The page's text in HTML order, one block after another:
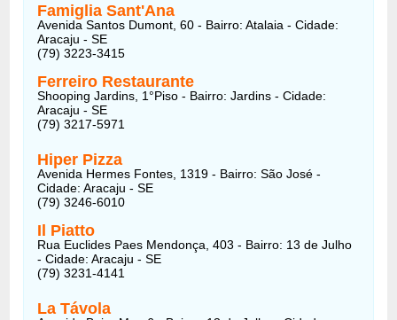
Famiglia Sant'Ana
Avenida Santos Dumont, 60 - Bairro: Atalaia - Cidade:
Aracaju - SE
(79) 3223-3415
Ferreiro Restaurante
Shooping Jardins, 1°Piso - Bairro: Jardins - Cidade:
Aracaju - SE
(79) 3217-5971
Hiper Pizza
Avenida Hermes Fontes, 1319 - Bairro: São José -
Cidade: Aracaju - SE
(79) 3246-6010
Il Piatto
Rua Euclides Paes Mendonça, 403 - Bairro: 13 de Julho
- Cidade: Aracaju - SE
(79) 3231-4141
La Távola